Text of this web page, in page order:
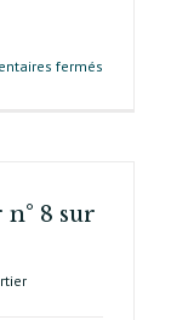
fermés
8 sur